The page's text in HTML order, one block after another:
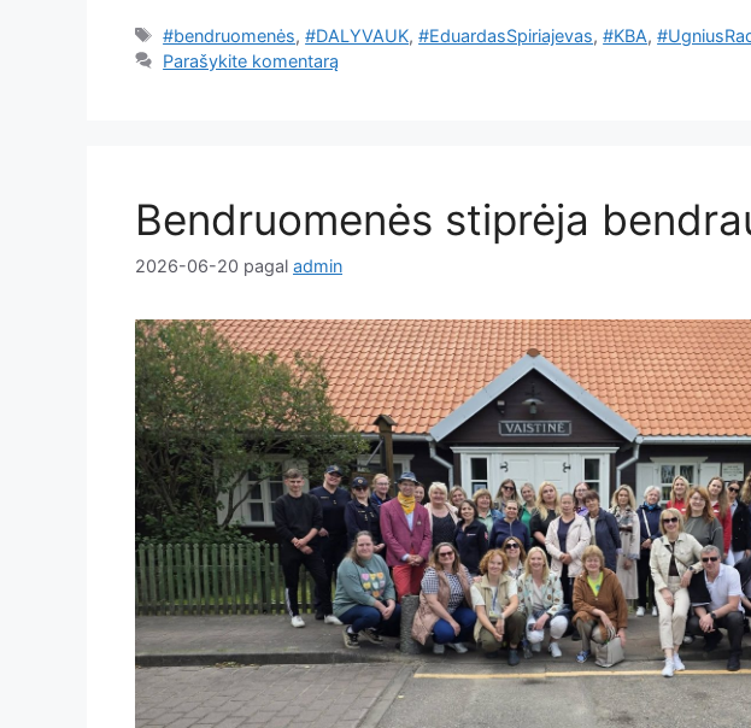
Žymos
#bendruomenės,#DALYVAUK,#EduardasSpiriajevas,#KBA,
Parašykite komentarą
Bendruomenės stiprėja
2026-06-20 pagal admin